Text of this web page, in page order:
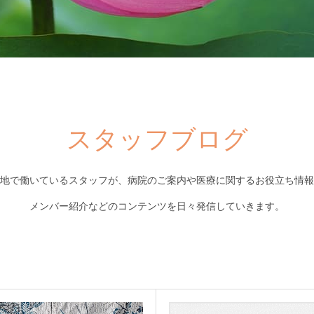
スタッフブログ
で働いているスタッフが、病院のご案内や医療に関するお役立ち情
メンバー紹介などのコンテンツを日々発信していきます。